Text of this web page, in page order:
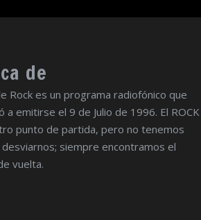
de
Rock es un programa radiofónico que
a emitirse el 9 de Julio de 1996. El ROCK
punto de partida, pero no tenemos
siempre encontramos el
vuelta.